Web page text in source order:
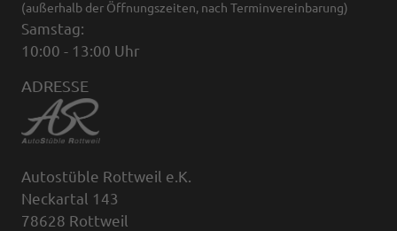
(außerhalb der Öffnungszeiten, nach Terminvereinbarung)
Samstag:
10:00 - 13:00 Uhr
ADRESSE
Autostüble Rottweil e.K.
Neckartal 143
78628 Rottweil